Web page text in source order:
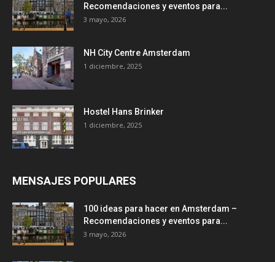
Recomendaciones y eventos para...
3 mayo, 2026
NH City Centre Amsterdam
1 diciembre, 2025
Hostel Hans Brinker
1 diciembre, 2025
MENSAJES POPULARES
100 ideas para hacer en Amsterdam –
Recomendaciones y eventos para...
3 mayo, 2026